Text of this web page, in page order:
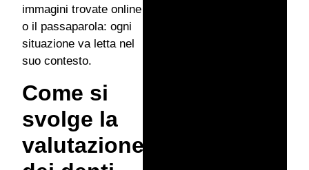
immagini trovate online
o il passaparola: ogni
situazione va letta nel
suo contesto.
Come si
svolge la
valutazione